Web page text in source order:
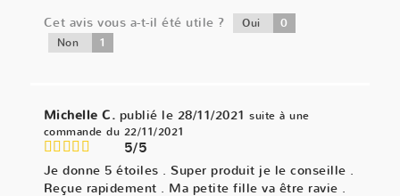
Cet avis vous a-t-il été utile ?
Oui 0
Non 1
Michelle C. publié le 28/11/2021 suite à une
commande du 22/11/2021
5/5
Je donne 5 étoiles . Super produit je le conseille .
Reçue rapidement . Ma petite fille va être ravie .